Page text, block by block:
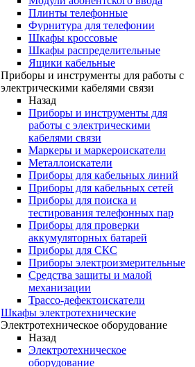
Плинты телефонные
Фурнитура для телефонии
Шкафы кроссовые
Шкафы распределительные
Ящики кабельные
Приборы и инструменты для работы с
электрическими кабелями связи
Назад
Приборы и инструменты для
работы с электрическими
кабелями связи
Маркеры и маркероискатели
Металлоискатели
Приборы для кабельных линий
Приборы для кабельных сетей
Приборы для поиска и
тестирования телефонных пар
Приборы для проверки
аккумуляторных батарей
Приборы для СКС
Приборы электроизмерительные
Средства защиты и малой
механизации
Трассо-дефектоискатели
Шкафы электротехнические
Электротехническое оборудование
Назад
Электротехническое
оборудование